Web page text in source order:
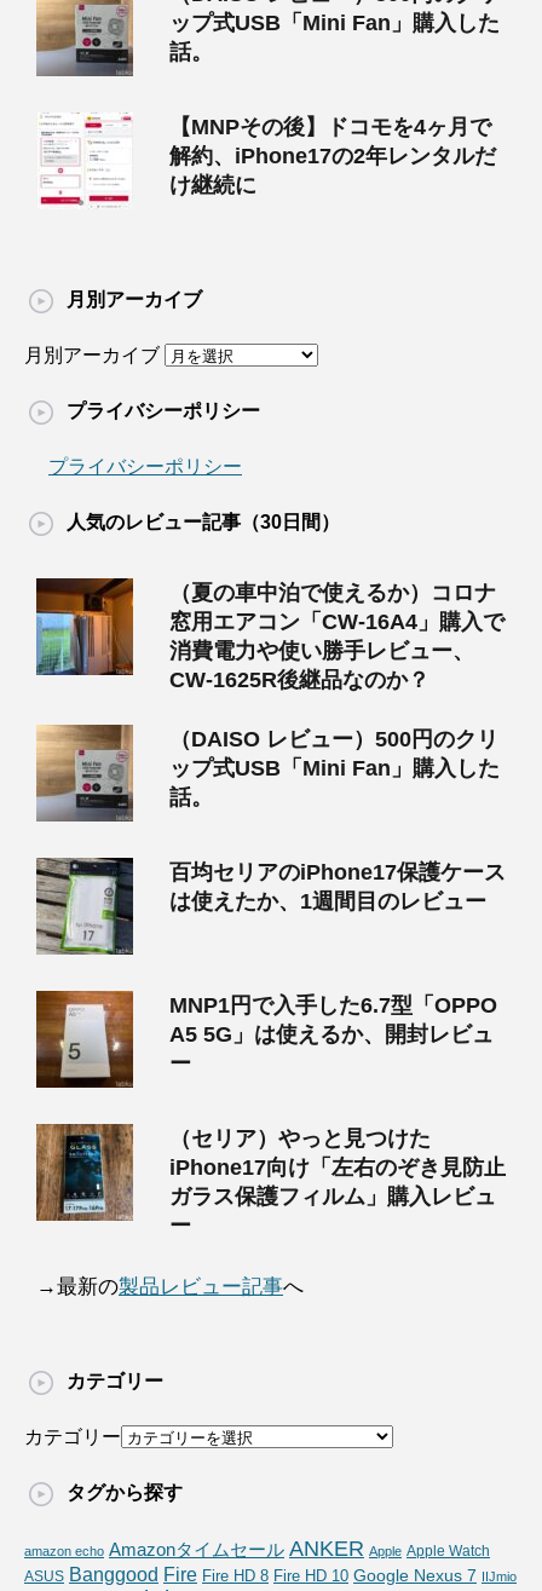
ップ式USB「Mini Fan」購入した
話。
【MNPその後】ドコモを4ヶ月で
解約、iPhone17の2年レンタルだ
け継続に
月別アーカイブ
月別アーカイブ
プライバシーポリシー
プライバシーポリシー
人気のレビュー記事（30日間）
（夏の車中泊で使えるか）コロナ
窓用エアコン「CW-16A4」購入で
消費電力や使い勝手レビュー、
CW-1625R後継品なのか？
（DAISO レビュー）500円のクリ
ップ式USB「Mini Fan」購入した
話。
百均セリアのiPhone17保護ケース
は使えたか、1週間目のレビュー
MNP1円で入手した6.7型「OPPO
A5 5G」は使えるか、開封レビュ
ー
（セリア）やっと見つけた
iPhone17向け「左右のぞき見防止
ガラス保護フィルム」購入レビュ
ー
→最新の製品レビュー記事へ
カテゴリー
カテゴリー
タグから探す
amazon echo Amazonタイムセール ANKER Apple Apple Watch
ASUS Banggood Fire Fire HD 8 Fire HD 10 Google Nexus 7 IIJmio